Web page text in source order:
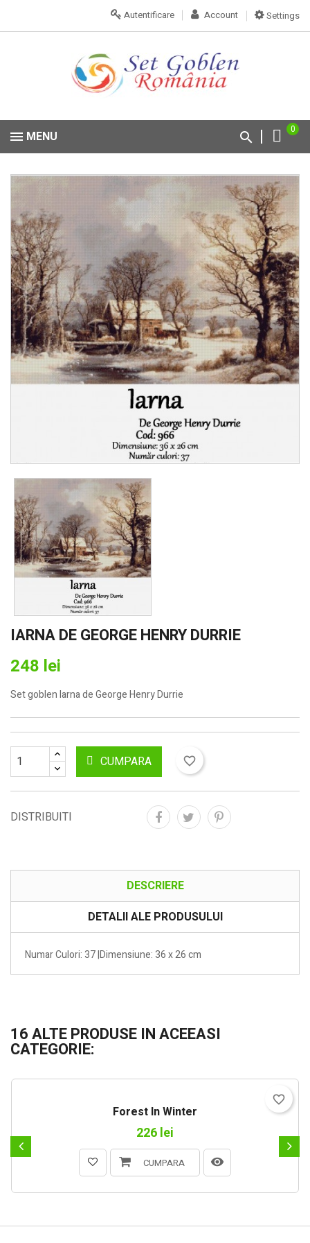
Settings
Account
Autentificare
0
MENU
IARNA DE GEORGE HENRY DURRIE
248 lei
Set goblen Iarna de George Henry Durrie
CUMPARA favorite_border
DISTRIBUITI
DESCRIERE
DETALII ALE PRODUSULUI
Numar Culori: 37 |Dimensiune: 36 x 26 cm
16 ALTE PRODUSE IN ACEEASI
CATEGORIE:
Forest In Winter
226 lei
CUMPARA
favorite_border